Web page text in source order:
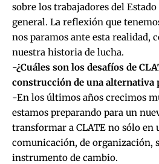
sobre los trabajadores del
general. La reflexión que
nos paramos ante esta realidad,
nuestra historia de lucha.
-¿Cuáles son los desafíos de
construcción de una alternativa
-En los últimos años crecimos
estamos preparando para un
transformar a CLATE no sólo
comunicación, de organización,
instrumento de cambio.